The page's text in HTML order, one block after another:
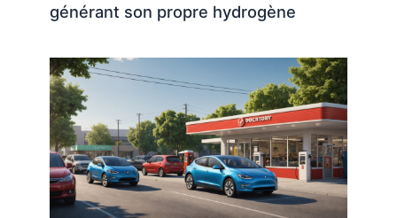
générant son propre hydrogène